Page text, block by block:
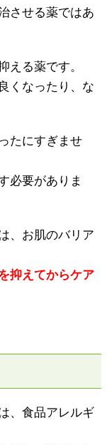
させる薬ではあ
える薬です。
くなったり、な
たにすぎませ
必要がありま
、お肌のバリア
抑えてからケア
、食品アレルギ